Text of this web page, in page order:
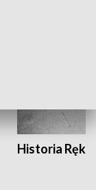
Historia Ręką